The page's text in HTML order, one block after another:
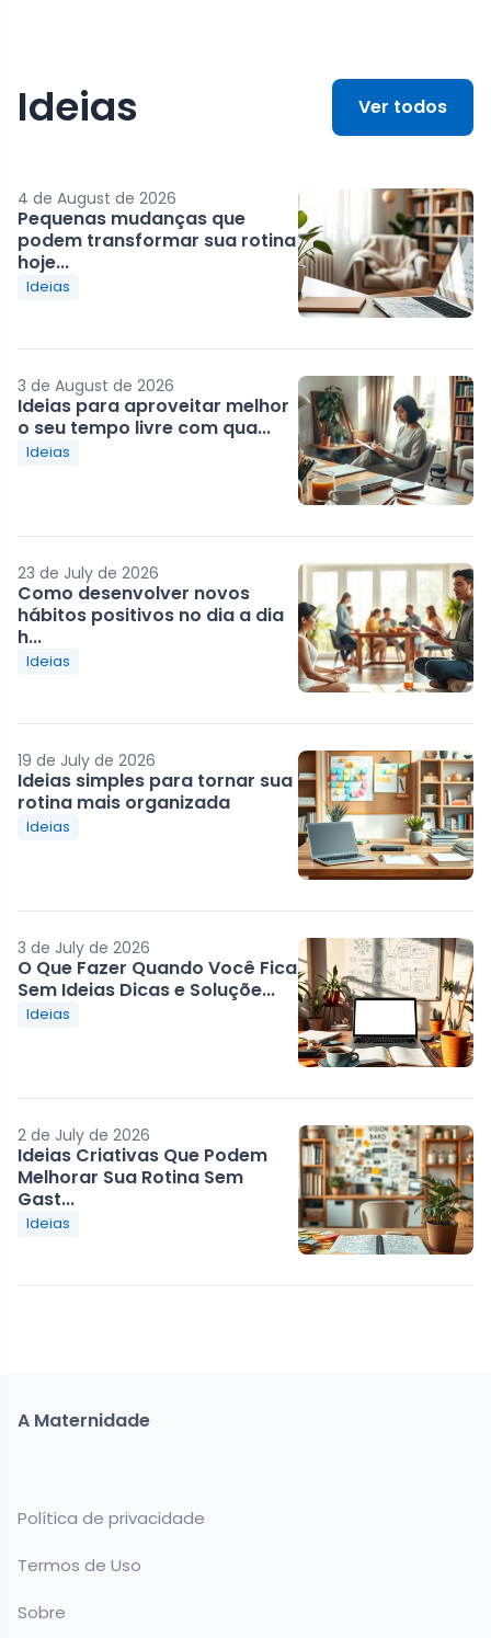
Ideias Ver todos
4 de August de 2026
Pequenas mudanças que
podem transformar sua rotina
hoje...
Ideias
3 de August de 2026
Ideias para aproveitar melhor
o seu tempo livre com qua...
Ideias
23 de July de 2026
Como desenvolver novos
hábitos positivos no dia a dia
h...
Ideias
19 de July de 2026
Ideias simples para tornar sua
rotina mais organizada
Ideias
3 de July de 2026
O Que Fazer Quando Você Fica
Sem Ideias Dicas e Soluçõe...
Ideias
2 de July de 2026
Ideias Criativas Que Podem
Melhorar Sua Rotina Sem
Gast...
Ideias
A Maternidade
Política de privacidade
Termos de Uso
Sobre